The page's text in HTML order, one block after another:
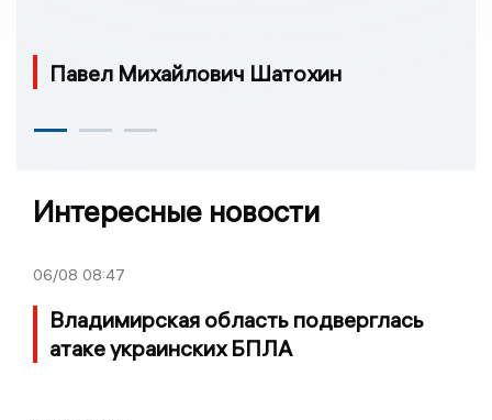
Павел Михайлович Шатохин
Интересные новости
06/08 08:47
Владимирская область подверглась
атаке украинских БПЛА